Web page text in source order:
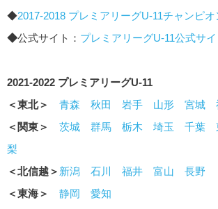
◆2017-2018 プレミアリーグU-11チャンピ
◆公式サイト： プレミアリーグU-11公式サイ
2021-2022 プレミアリーグU-11
＜東北＞ 青森 秋田 岩手 山形 宮城
＜関東＞ 茨城 群馬 栃木 埼玉 千葉
梨
＜北信越＞ 新潟 石川 福井 富山
長野
＜東海＞
静岡
愛知